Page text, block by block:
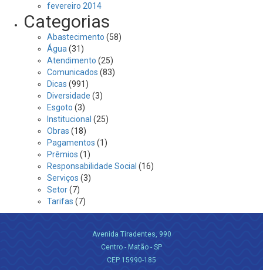
fevereiro 2014
Categorias
Abastecimento (58)
Água (31)
Atendimento (25)
Comunicados (83)
Dicas (991)
Diversidade (3)
Esgoto (3)
Institucional (25)
Obras (18)
Pagamentos (1)
Prêmios (1)
Responsabilidade Social (16)
Serviços (3)
Setor(7)
Tarifas (7)
Avenida Tiradentes, 990
Centro - Matão - SP
CEP 15990-185